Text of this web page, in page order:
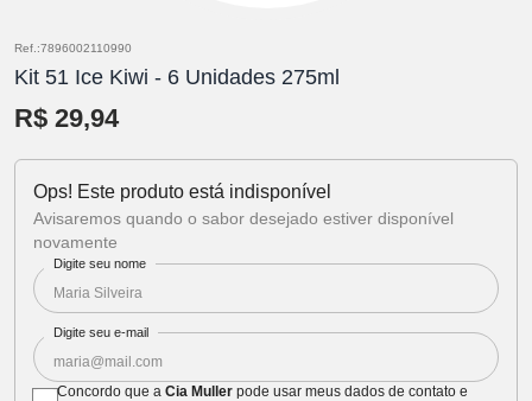
Ref.:7896002110990
Kit 51 Ice Kiwi - 6 Unidades 275ml
R$ 29,94
Ops! Este produto está indisponível
Avisaremos quando o sabor desejado estiver disponível
novamente
Digite seu nome
Digite seu e-mail
Concordo que a Cia Muller pode usar meus dados de contato e